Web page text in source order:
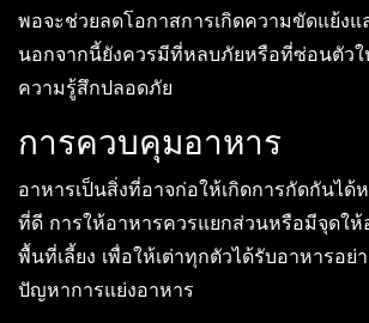
พอจะช่วยลดโอกาสการเกิดความขัดแย้ง
นอกจากนี้ยังควรมีที่หลบภัยหรือที่ซ่อนตัวใ
ความรู้สึกปลอดภัย
การควบคุมอาหาร
อาหารเป็นสิ่งที่อาจก่อให้เกิดการกัดกันได้
ที่ดี การให้อาหารควรแยกส่วนหรือมีจุดให้
พื้นที่เลี้ยง เพื่อให้เต่าทุกตัวได้รับอาหารอย่
ปัญหาการแย่งอาหาร